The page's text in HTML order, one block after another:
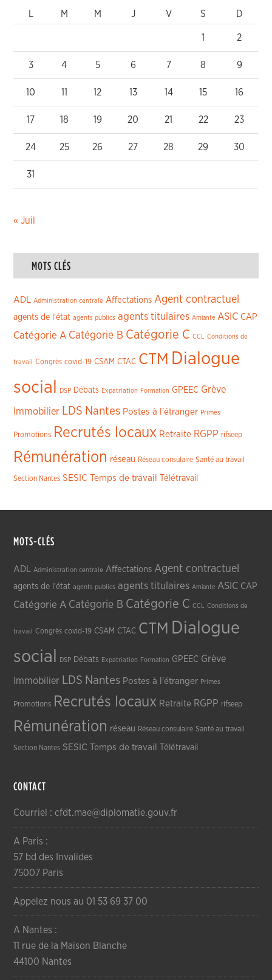
M M J V S D
1 2
3 4 5 6 7 8 9
10 11 12 13 14 15 16
17 18 19 20 21 22 23
24 25 26 27 28 29 30
31
« Juil
MOTS CLÉS
ADL Administration centrale Affectations Agent contractuel
agents de l'état agents publics agents titulaires Amiante ASIC CAP
Catégorie A Catégorie B Catégorie C CCL Conditions de
travail Congrès covid-19 CSAM CTAC CTM Dialogue
social
DSP Débats Expatriation Formation GPEEC Grève
Immobilier LDS Nantes Postes à l'étranger Primes
Promotions Recrutés locaux Retraite RGPP rifseep
Rémunération réseau Réseau consulaire Santé au travail
Section Nantes SESIC Temps de travail Télétravail
MOTS-CLÉS
ADL Administration centrale Affectations Agent contractuel
agents de l'état agents publics agents titulaires Amiante ASIC CAP
Catégorie A Catégorie B Catégorie C CCL Conditions de
travail Congrès covid-19 CSAM CTAC CTM Dialogue
social
DSP Débats Expatriation Formation GPEEC Grève
Immobilier LDS Nantes Postes à l'étranger Primes
Promotions Recrutés locaux Retraite RGPP rifseep
Rémunération réseau Réseau consulaire Santé au travail
Section Nantes SESIC Temps de travail Télétravail
CONTACT
Courriel : cfdt.mae@diplomatie.gouv.fr
A Paris :
57 bd des Invalides
75007 Paris
Appelez nous au 01 53 69 37 00
A Nantes :
11 rue de la Maison Blanche
44100 Nantes